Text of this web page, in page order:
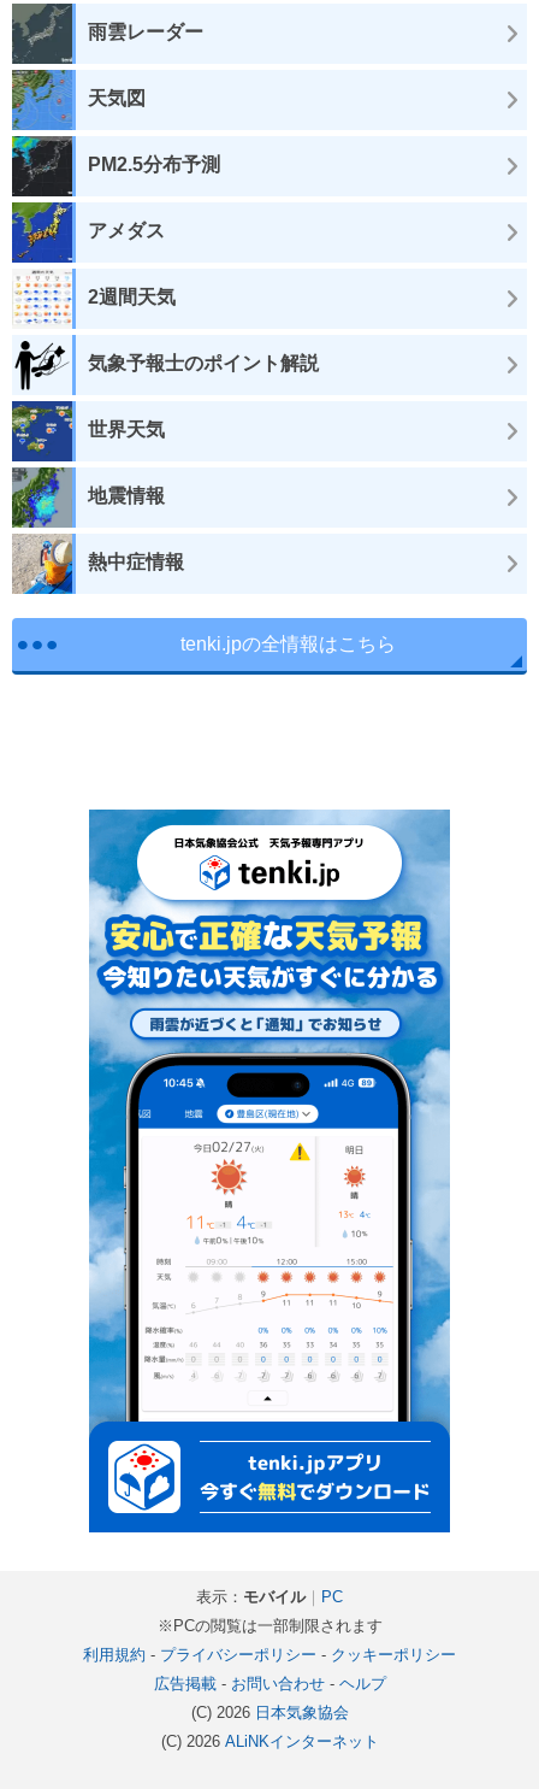
雨雲レーダー
天気図
PM2.5分布予測
アメダス
2週間天気
気象予報士のポイント解説
世界天気
地震情報
熱中症情報
tenki.jpの全情報はこちら
表示： モバイル｜ PC
※PCの閲覧は一部制限されます
利用規約 - プライバシーポリシー - クッキーポリシー
広告掲載- お問い合わせ- ヘルプ
(C) 2026 日本気象協会
(C) 2026 ALiNKインターネット